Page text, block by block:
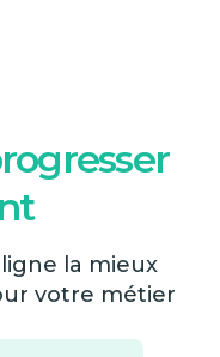
la mieux
votre métier